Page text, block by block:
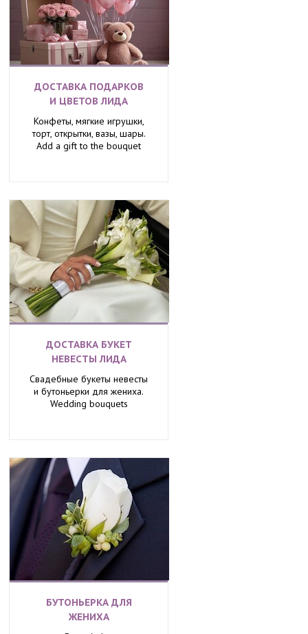
ДОСТАВКА ПОДАРКОВ
И ЦВЕТОВ ЛИДА
Конфеты, мягкие игрушки,
торт, открытки, вазы, шары.
Add a gift to the bouquet
ДОСТАВКА БУКЕТ
НЕВЕСТЫ ЛИДА
Свадебные букеты невесты
и бутоньерки для жениха.
Wedding bouquets
БУТОНЬЕРКА ДЛЯ
ЖЕНИХА